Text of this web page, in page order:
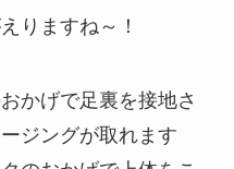
りますね～！
かげで足裏を接地さ
ジングが取れます